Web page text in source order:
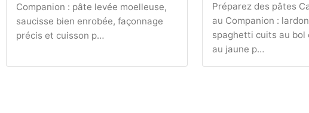
Companion : pâte levée moelleuse,
saucisse bien enrobée, façonnage
précis et cuisson p…
Préparez des pâtes
au Companion :
spaghetti cuits au bol
au jaune p…